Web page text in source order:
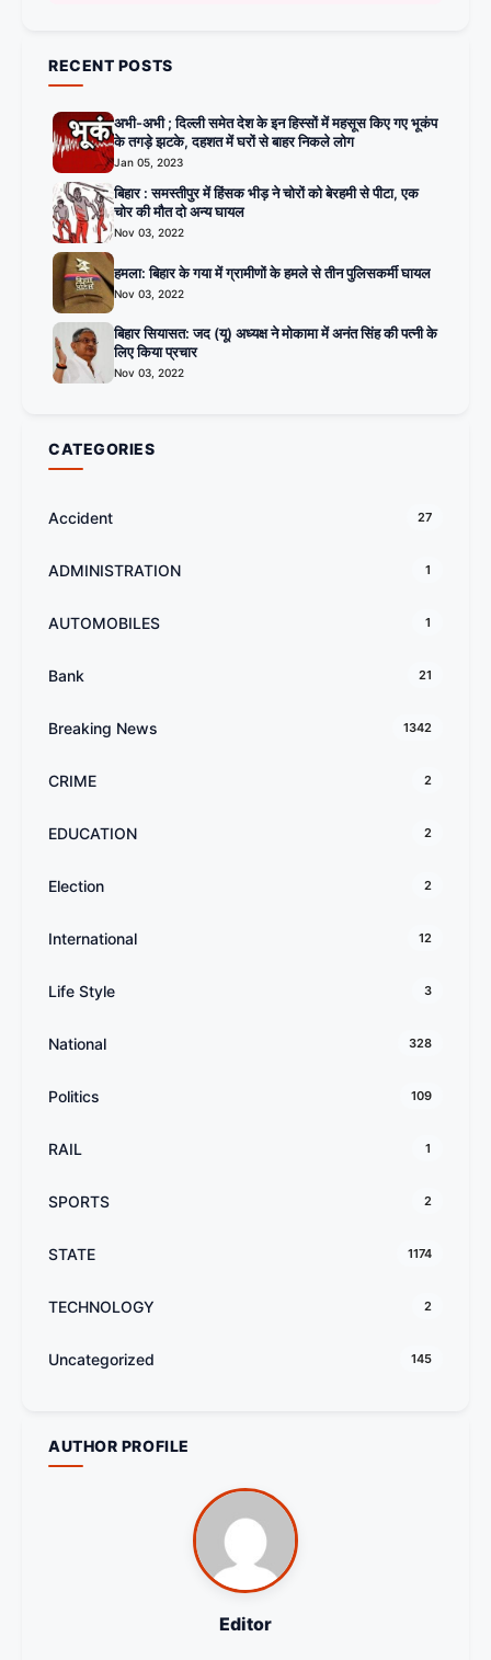
RECENT POSTS
अभी-अभी ; दिल्ली समेत देश के इन हिस्सों में महसूस किए गए भूकंप
के तगड़े झटके, दहशत में घरों से बाहर निकले लोग
Jan 05, 2023
बिहार : समस्तीपुर में हिंसक भीड़ ने चोरों को बेरहमी से पीटा, एक
चोर की मौत दो अन्य घायल
Nov 03, 2022
हमला: बिहार के गया में ग्रामीणों के हमले से तीन पुलिसकर्मी घायल
Nov 03, 2022
बिहार सियासत: जद (यू) अध्यक्ष ने मोकामा में अनंत सिंह की पत्नी के
लिए किया प्रचार
Nov 03, 2022
CATEGORIES
Accident 27
ADMINISTRATION 1
AUTOMOBILES 1
Bank 21
Breaking News 1342
CRIME 2
EDUCATION 2
Election 2
International 12
Life Style 3
National 328
Politics 109
RAIL 1
SPORTS 2
STATE 1174
TECHNOLOGY 2
Uncategorized 145
AUTHOR PROFILE
Editor